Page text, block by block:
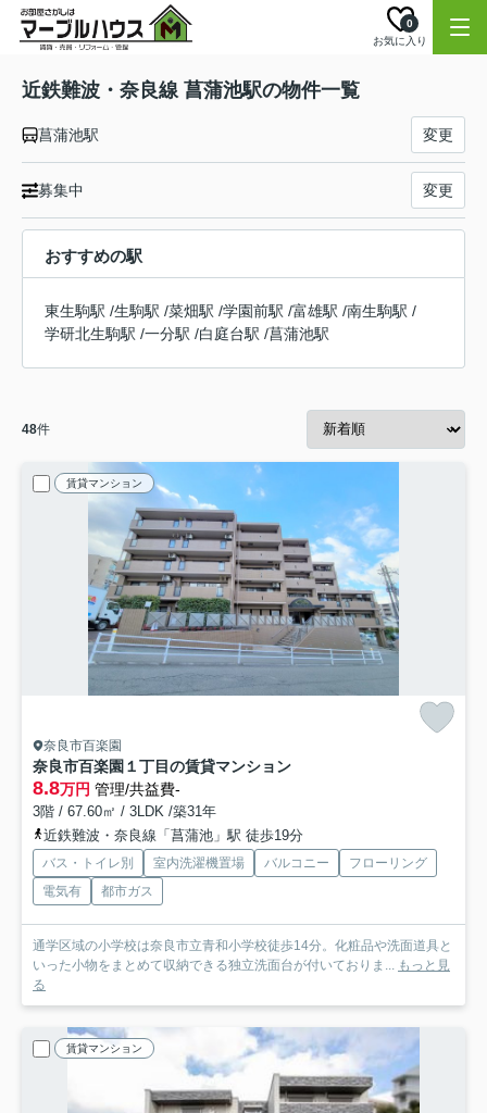
お気に入り
0
近鉄難波・奈良線 菖蒲池駅の物件一覧
菖蒲池駅 変更
募集中 変更
おすすめの駅
東生駒駅 /生駒駅 /菜畑駅 /学園前駅 /富雄駅 /南生駒駅 /
学研北生駒駅 /一分駅 /白庭台駅 /菖蒲池駅
48件
賃貸マンション
奈良市百楽園
奈良市百楽園１丁目の賃貸マンション
8.8万円 管理/共益費-
3階 / 67.60㎡ / 3LDK /築31年
近鉄難波・奈良線「菖蒲池」駅 徒歩19分
バス・トイレ別 室内洗濯機置場 バルコニー
フローリング
電気有
都市ガス
通学区域の小学校は奈良市立青和小学校徒歩14分。化粧品や洗面道具と
いった小物をまとめて収納できる独立洗面台が付いておりま... もっと見
る
賃貸マンション